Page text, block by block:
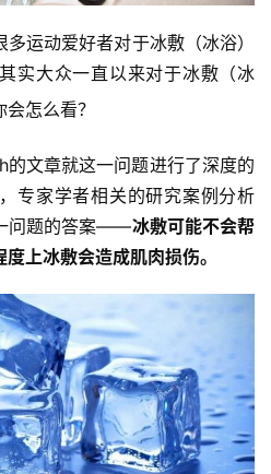
运动爱好者对于冰敷（冰浴）
实大众一直以来对于冰敷（冰
怎么看？
的文章就这一问题进行了深度的
专家学者相关的研究案例分析
问题的答案——冰敷可能不会帮
上冰敷会造成肌肉损伤。